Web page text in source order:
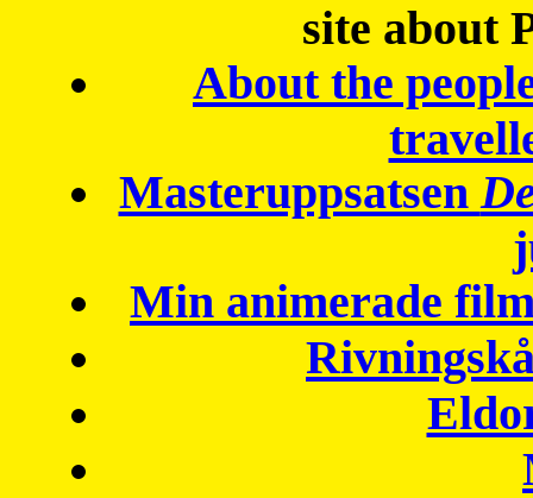
site about
About the
Masteruppsatsen
Min animerade